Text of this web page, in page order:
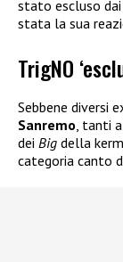
stato escluso
stata la sua
TrigNO
Sebbene diversi
Sanremo, tanti
dei Big della
categoria canto